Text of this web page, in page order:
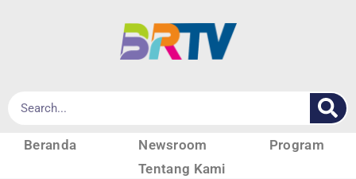
Beranda Newsroom
Program
Tentang Kami